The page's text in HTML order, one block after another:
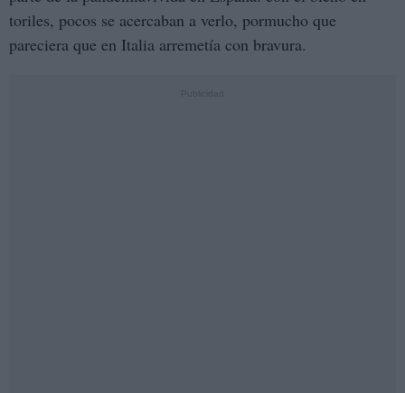
toriles, pocos se acercaban a verlo, pormucho que
pareciera que en Italia arremetía con bravura.